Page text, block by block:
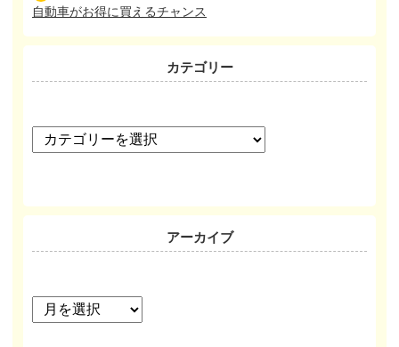
自動車がお得に買えるチャンス
カテゴリー
テ
アーカイブ
ー